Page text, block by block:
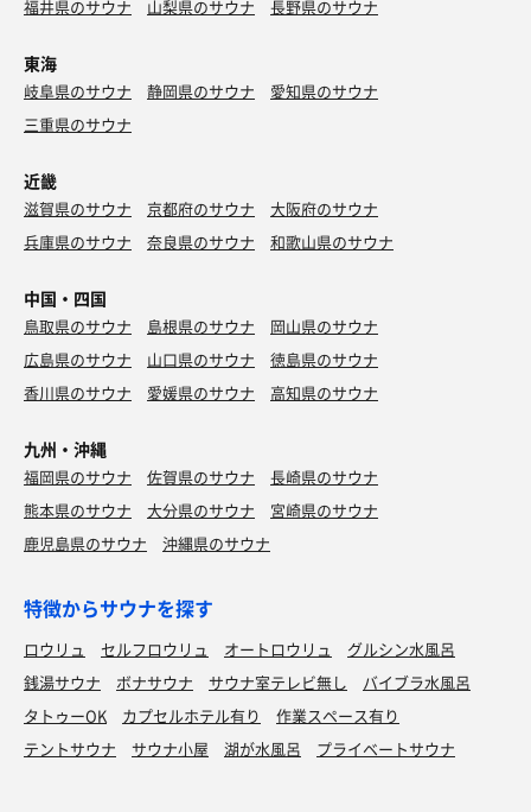
福井県のサウナ
山梨県のサウナ 長野県のサウナ
東海
岐阜県のサウナ 静岡県のサウナ
愛知県のサウナ
三重県のサウナ
近畿
滋賀県のサウナ 京都府のサウナ
大阪府のサウナ
兵庫県のサウナ
奈良県のサウナ 和歌山県のサウナ
中国・四国
鳥取県のサウナ 島根県のサウナ
岡山県のサウナ
広島県のサウナ
山口県のサウナ
徳島県のサウナ
香川県のサウナ
愛媛県のサウナ 高知県のサウナ
九州・沖縄
福岡県のサウナ 佐賀県のサウナ
長崎県のサウナ
熊本県のサウナ
大分県のサウナ
宮崎県のサウナ
鹿児島県のサウナ
沖縄県のサウナ
特徴からサウナを探す
ロウリュ セルフロウリュ オートロウリュ
グルシン水風呂
銭湯サウナ
ボナサウナ サウナ室テレビ無し
バイブラ水風呂
タトゥーOK
カプセルホテル有り
作業スペース有り
テントサウナ
サウナ小屋 湖が水風呂 プライベートサウナ